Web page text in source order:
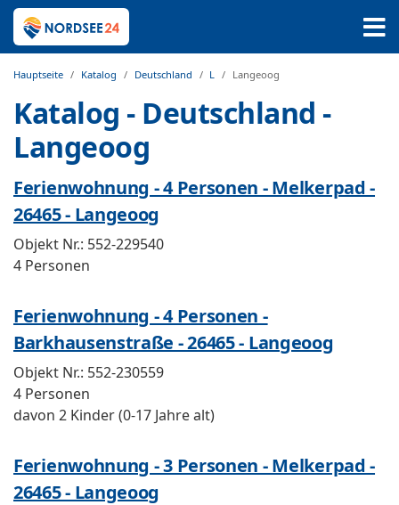
Hauptseite Katalog Deutschland L Langeoog
Katalog - Deutschland -
Langeoog
Ferienwohnung - 4 Personen - Melkerpad -
26465 - Langeoog
Objekt Nr.: 552-229540
4 Personen
Ferienwohnung - 4 Personen -
Barkhausenstraße - 26465 - Langeoog
Objekt Nr.: 552-230559
4 Personen
davon 2 Kinder (0-17 Jahre alt)
Ferienwohnung - 3 Personen - Melkerpad -
26465 - Langeoog